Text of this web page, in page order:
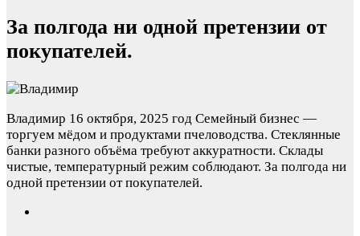
За полгода ни одной претензии от
покупателей.
Владимир 16 октября, 2025 год Семейный бизнес —
торгуем мёдом и продуктами пчеловодства. Стеклянные
банки разного объёма требуют аккуратности. Склады
чистые, температурный режим соблюдают. За полгода ни
одной претензии от покупателей.